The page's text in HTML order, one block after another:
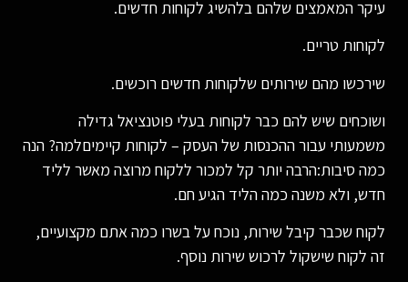
עיקר המאמצים שלהם בלהשיג לקוחות חדשים.
לקוחות טריים.
שירכשו מהם שירותים שלקוחות חדשים רוכשים.
ושוכחים שיש להם כבר לקוחות בעלי פוטנציאל גדילה
משמעותי עבור ההכנסות של העסק – לקוחות קיימיםלמה? הנה
כמה סיבות:הרבה יותר קל למכור ללקוח מרוצה מאשר לליד
חדש, ולא משנה כמה הליד הגיע חם.
לקוח שכבר קיבל שירות, נוכח על בשרו כמה אתם מקצועיים,
זה לקוח שישקול לרכוש שירות נוסף.